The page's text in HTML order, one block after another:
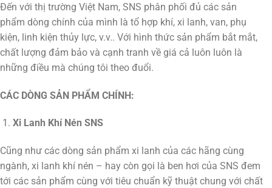
Đến với thị trường Việt Nam, SNS phân phối đủ các sản
phẩm dòng chính của mình là tổ hợp khí, xi lanh, van, phụ
kiện, linh kiện thủy lực, v.v.. Với hình thức sản phẩm bắt mắt,
chất lượng đảm bảo và cạnh tranh về giá cả luôn luôn là
những điều mà chúng tôi theo đuổi.
CÁC DÒNG SẢN PHẨM CHÍNH:
Xi Lanh Khí Nén SNS
Cũng như các dòng sản phẩm xi lanh của các hãng cùng
ngành, xi lanh khí nén – hay còn gọi là ben hơi của SNS đem
tới các sản phẩm cùng với tiêu chuẩn kỹ thuật chung với chất